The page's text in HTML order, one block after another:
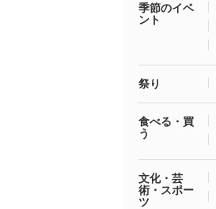
季節のイベ
ント
祭り
食べる・買
う
文化・芸
術・スポー
ツ